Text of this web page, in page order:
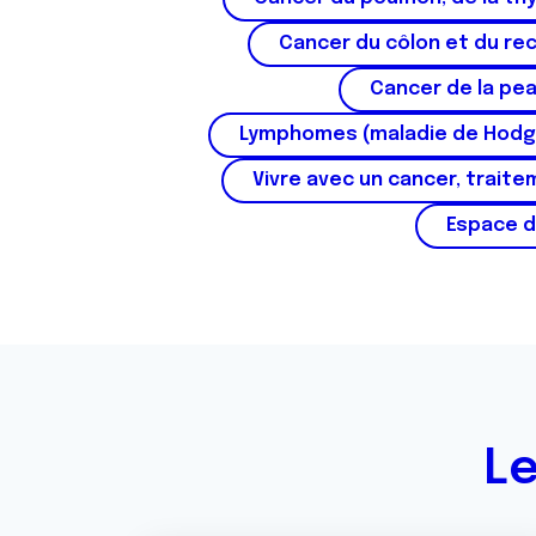
Cancer du côlon et du
Cancer de la
Lymphomes (maladie de
Vivre avec un cancer,
Espace